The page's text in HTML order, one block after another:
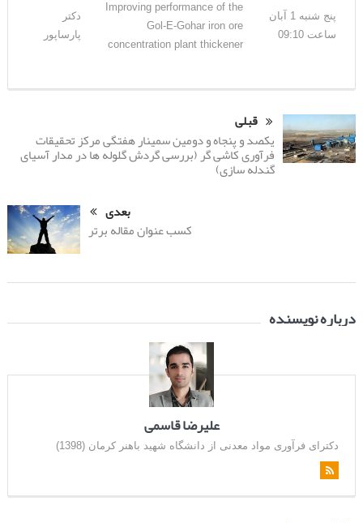
پنج شنبه 1 آبان
ساعت 09:10
Improving performance of the
Gol-E-Gohar iron ore
concentration plant thickener
دکتر
پارساپور
قبلی
یکصد و پنجاه و دومین سمینار هفتگی مرکز تحقیقات
فرآوری کاشی گر (بررسی گردش گلوله ها در مدار آسیای
گندله سازی)
بعدی
کسب عنوان مقاله برتر
درباره نویسنده
علیرضا قاسمی
دکترای فرآوری مواد معدنی از دانشگاه شهید باهنر کرمان (1398)